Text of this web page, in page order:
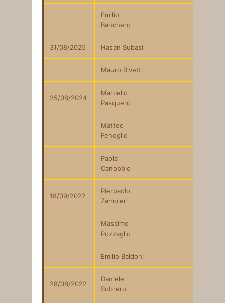
Emilio
Banchero
31/08/2025 Hasan Subasi
Mauro Rivetti
25/08/2024
Marcello
Pasquero
Matteo
Fenoglio
Paola
Canobbio
18/09/2022
Pierpaolo
Zampieri
Massimo
Pozzaglio
Emilio Baldoni
28/08/2022
Daniele
Sobrero